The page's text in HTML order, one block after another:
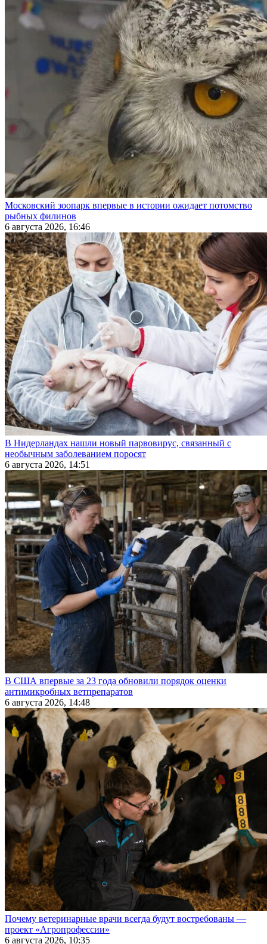
Московский зоопарк впервые в истории ожидает потомство
рыбных филинов
6 августа 2026, 16:46
В Нидерландах нашли новый парвовирус, связанный с
необычным заболеванием поросят
6 августа 2026, 14:51
В США впервые за 23 года обновили порядок оценки
антимикробных ветпрепаратов
6 августа 2026, 14:48
Почему ветеринарные врачи всегда будут востребованы —
проект «Агропрофессии»
6 августа 2026, 10:35